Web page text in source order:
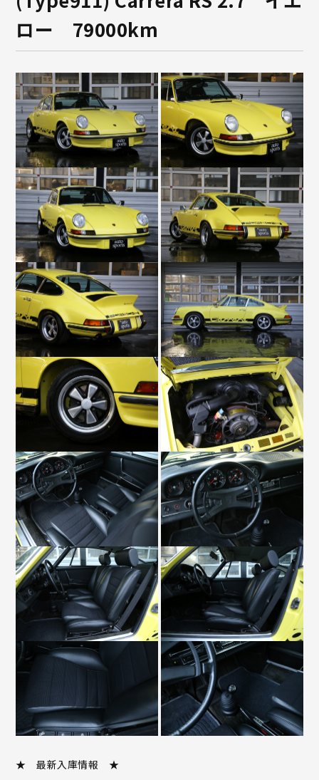
ロー 79000km
★ 最新入庫情報 ★